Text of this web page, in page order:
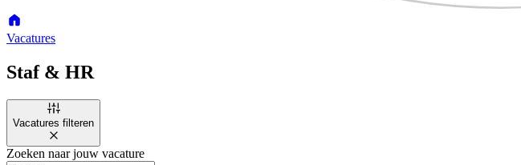
Vacatures
Staf & HR
Vacatures filteren
Zoeken naar jouw vacature